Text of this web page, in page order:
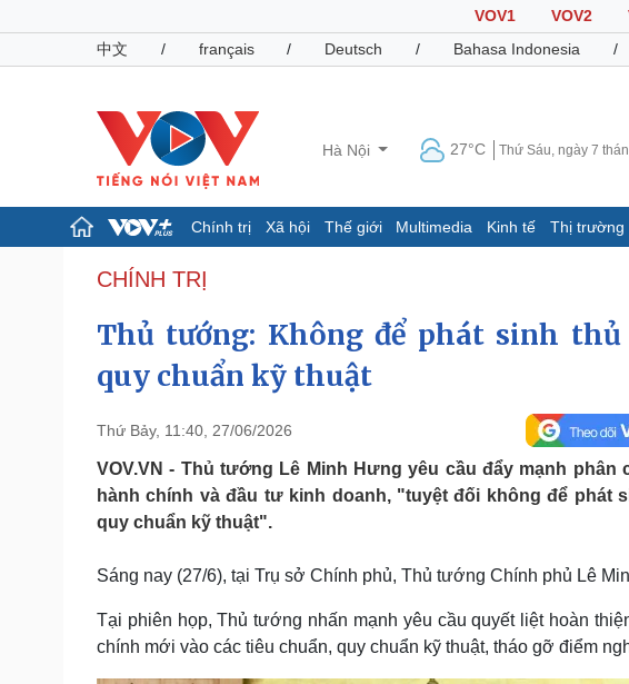
VOV1 VOV2
中文
/ français / Deutsch / Bahasa Indonesia /
Hà Nội 27°C Thứ Sáu, ngày 7
Chính trị Xã hội Thế giới Multimedia Kinh tế Thị trường
Chính trị
Tổ chức nhân sự
Quốc hội
Nhận diện sự thật
Dự báo thời tiết
Giáo dục
Dấu ấn VOV
Việc làm
Cuộc sống
Hồ sơ
Pháp luật
Vụ án
Tư vấn luật
Quân sự - Quốc phòng
Vũ khí
Thể thao
Bóng đá
Lịch thi
Hậu trường
Sức khỏe
Dinh dưỡng - món ngon
Đời sống
Nhà đẹp
Văn hóa
Sân khấu -
CHÍNH TRỊ
Thủ tướng: Không để phát sinh
quy chuẩn kỹ thuật
Thứ Bảy, 11:40, 27/06/2026
VOV.VN - Thủ tướng Lê Minh Hưng yêu cầu đẩy mạnh
hành chính và đầu tư kinh doanh, "tuyệt đối không để phát
quy chuẩn kỹ thuật".
Sáng nay (27/6), tại Trụ sở Chính phủ, Thủ tướng Chính phủ Lê
Tại phiên họp, Thủ tướng nhấn mạnh yêu cầu quyết liệt hoàn
chính mới vào các tiêu chuẩn, quy chuẩn kỹ thuật, tháo gỡ điểm